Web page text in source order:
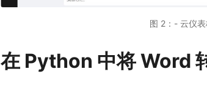
图 2：- 云仪表
在 Python 中将 Word